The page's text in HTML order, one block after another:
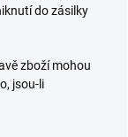
do zásilky
zboží mohou
jsou-li